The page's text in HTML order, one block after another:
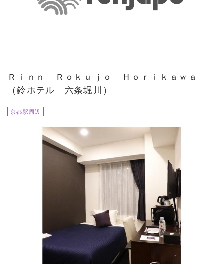
Ｒｉｎｎ Ｒｏｋｕｊｏ Ｈｏｒｉｋａｗａ
（鈴ホテル 六条堀川）
京都駅周辺